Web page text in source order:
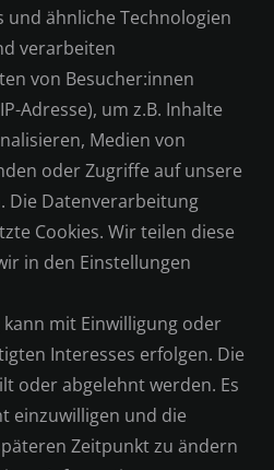
und ähnliche Technologien
verarbeiten
von Besucher:innen
Adresse), um z.B. Inhalte
Medien von
oder Zugriffe auf unsere
Die Datenverarbeitung
Cookies. Wir teilen diese
in den Einstellungen
mit Einwilligung oder
Interesses erfolgen. Die
oder abgelehnt werden. Es
einzuwilligen und die
Zeitpunkt zu ändern